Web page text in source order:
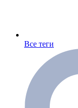
Все теги